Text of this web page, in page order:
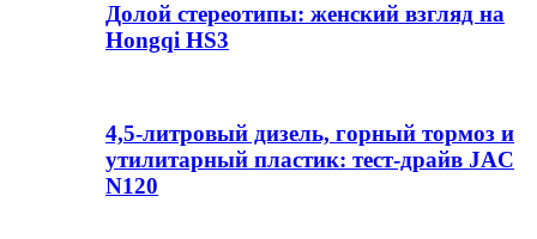
Долой стереотипы: женский взгляд на
Hongqi HS3
4,5-литровый дизель, горный тормоз и
утилитарный пластик: тест-драйв JAC
N120